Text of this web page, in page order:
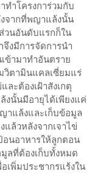
ทำโครงการ่วมกับ
งจากที่พญาแล้งนั้น
วนอันดับแรกก็ใน
จึงมีการจัดการนำ
ข้ามาทำอันตราย
วิตามินแคลเซี่ยมแร่
ะต้องเฝ้าสังเกตุ
นั้นมีอายุได้เพียงแค่
าแล้งและเก็บข้อมูล
แล้วหลังจากเจาไข่
นอาหารให้ลูกตอน
ลที่ต้องเก็บทั้งหมด
เพิ่มประชากรแร้งใน